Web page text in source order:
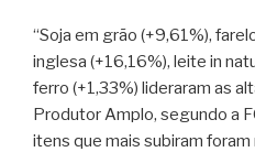
“Soja em grão (+9,61%),
inglesa (+16,16%), leite in
ferro (+1,33%) lideraram as
Produtor Amplo, segundo a
itens que mais subiram